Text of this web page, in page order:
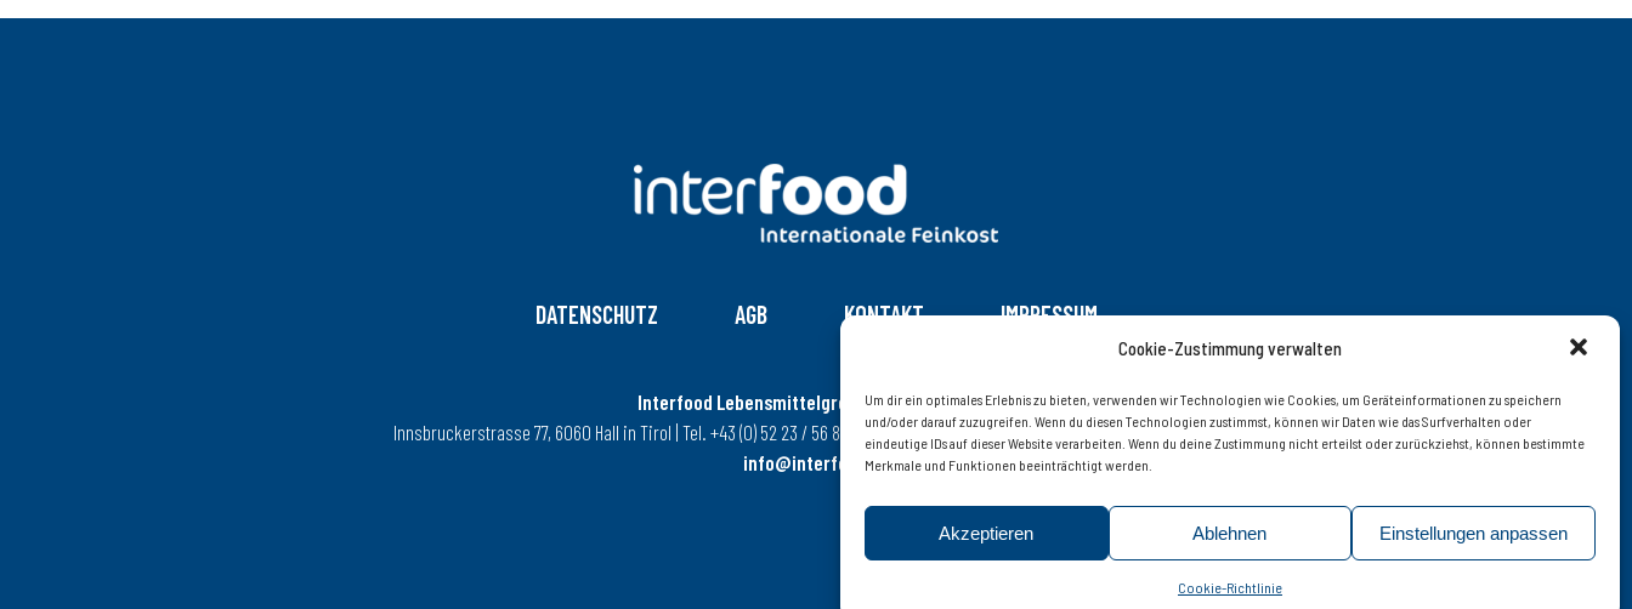
Cookie-Zustimmung verwalten
Um dir ein optimales Erlebnis zu bieten, verwenden wir Technologien wie Cookies, um Geräteinformationen zu speichern
und/oder darauf zuzugreifen. Wenn du diesen Technologien zustimmst, können wir Daten wie das Surfverhalten oder
eindeutige IDs auf dieser Website verarbeiten. Wenn du deine Zustimmung nicht erteilst oder zurückziehst, können bestimmte
Merkmale und Funktionen beeinträchtigt werden.
Akzeptieren Ablehnen Einstellungen anpassen
Cookie-Richtlinie
DATENSCHUTZ AGB KONTAKT IMPRESSUM
Interfood Lebensmittelgroßhandel Ges.m.b.H.
Innsbruckerstrasse 77, 6060 Hall in Tirol | Tel. +43 (0) 52 23 / 56 8 08 – 0 | Fax +43 (0) 52 23 / 56 8 08 – 20 | © 2019 interfood
info@interfood.at